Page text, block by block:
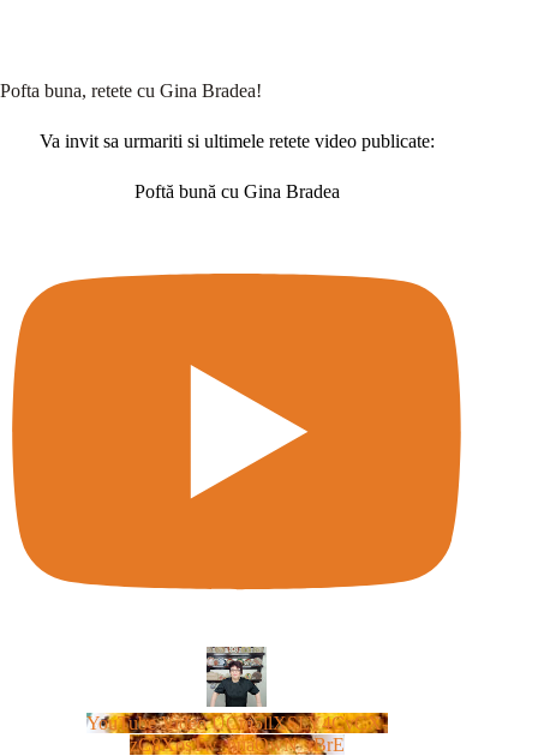
Pofta buna, retete cu Gina Bradea!
Va invit sa urmariti si ultimele retete video publicate:
Poftă bună cu Gina Bradea
YouTube Video UCm5llXSLY4CyCX-
zC8XosTw_huaQwN_rBrE